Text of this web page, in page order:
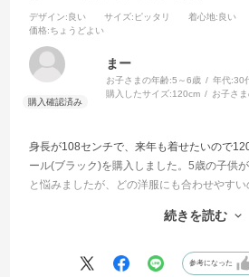
デザイン:良い サイズ:ピッタリ 着心地:良い
価格:ちょうどよい
まー
お子さまの年齢:5～6歳 年代:30
購入したサイズ:120cm お子さ
身長が108センチで、来年も着せたいので
ール(ブラック)を購入しました。5歳の子供
と悩みましたが、どの洋服にも合わせやす
ポケット部分のファーも可愛いですし、後
続きを読む
参考になった